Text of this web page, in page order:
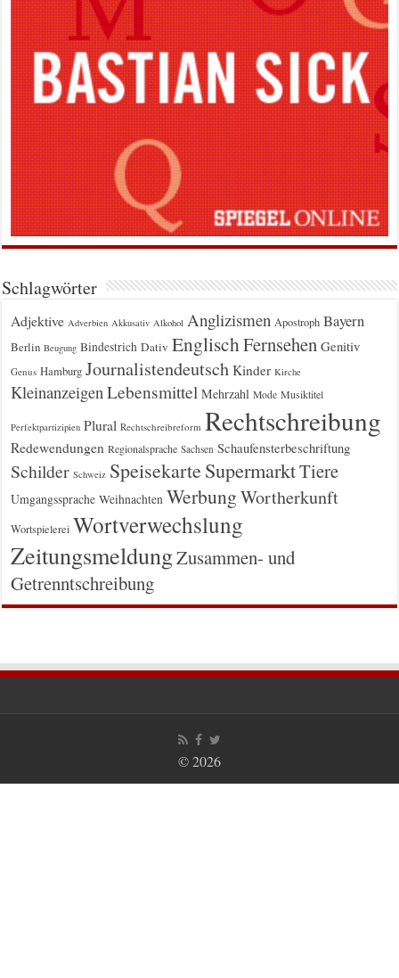
Schlagwörter
Adjektive Adverbien Akkusativ Alkohol Anglizismen Apostroph Bayern
Berlin Beugung Bindestrich Dativ EnglischFernsehen Genitiv
Genus Hamburg Journalistendeutsch Kinder Kirche
Kleinanzeigen Lebensmittel Mehrzahl Mode Musiktitel
Perfektpartizipien Plural Rechtschreibreform Rechtschreibung
Redewendungen Regionalsprache Sachsen Schaufensterbeschriftung
Schilder Schweiz Speisekarte SupermarktTiere
Umgangssprache Weihnachten WerbungWortherkunft
Wortspielerei Wortverwechslung
ZeitungsmeldungZusammen- und
Getrenntschreibung
© 2026